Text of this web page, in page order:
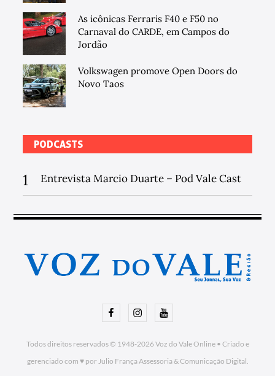
As icônicas Ferraris F40 e F50 no
Carnaval do CARDE, em Campos do
Jordão
Volkswagen promove Open Doors do
Novo Taos
PODCASTS
1 Entrevista Marcio Duarte – Pod Vale Cast
FacebookInstagramYoutube
Todos direitos reservados © 1948-2026Voz do Vale Online• Criado e
gerenciado com ♥ por Julio França Assessoria& Comunicação Digital.